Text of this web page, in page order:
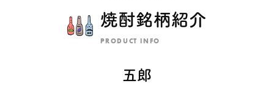
焼酎銘柄紹介
PRODUCT INFO
五郎